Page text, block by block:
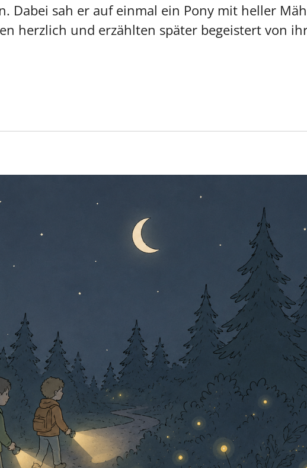
Dabei sah er auf einmal ein Pony mit heller
herzlich und erzählten später begeistert von